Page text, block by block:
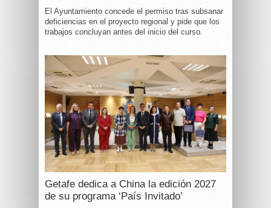
El Ayuntamiento concede el permiso tras subsanar
deficiencias en el proyecto regional y pide que los
trabajos concluyan antes del inicio del curso.
Getafe dedica a China la edición 2027
de su programa ‘País Invitado’